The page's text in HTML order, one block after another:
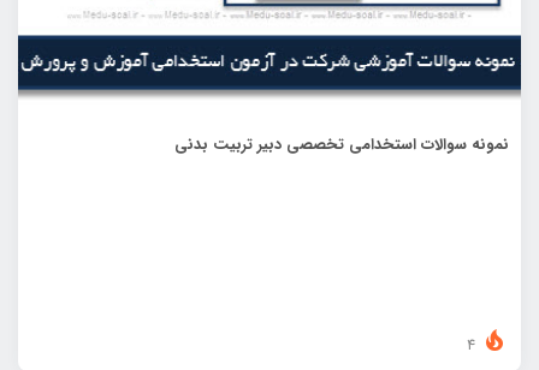
نمونه سوالات استخدامی تخصصی دبیر تربیت بدنی